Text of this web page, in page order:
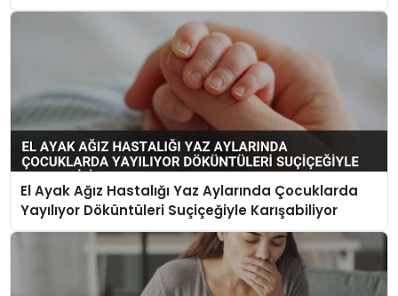
El Ayak Ağız Hastalığı Yaz Aylarında Çocuklarda
Yayılıyor Döküntüleri Suçiçeğiyle Karışabiliyor